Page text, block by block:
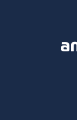
computer station,
airport shuttle
provided for an